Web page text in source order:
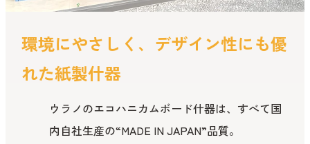
環境にやさしく、デザイン性にも優
れた紙製什器
ウラノのエコハニカムボード什器は、すべて国
内自社生産の“MADE IN JAPAN”品質。